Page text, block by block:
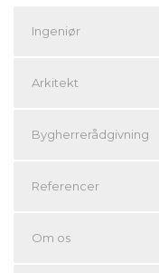
Ingeniør
Arkitekt
Bygherrerådgivning
Referencer
Om os